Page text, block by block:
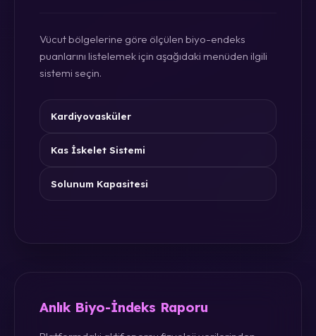
Vücut bölgelerine göre ölçülen biyo-endeks
puanlarını listelemek için aşağıdaki menüden ilgili
sistemi seçin.
Kardiyovasküler
Kas İskelet Sistemi
Solunum Kapasitesi
Anlık Biyo-İndeks Raporu